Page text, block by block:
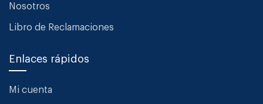
Nosotros
Libro de Reclamaciones
Enlaces rápidos
Mi cuenta